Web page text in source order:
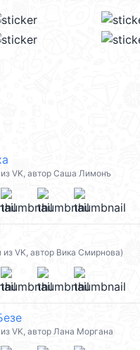
VK, автор Саша Лимонъ
из VK, автор Вика Смирнова)
VK, автор Лана Моргана